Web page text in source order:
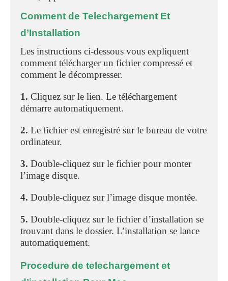
Comment de Telechargement Et
d’Installation
Les instructions ci-dessous vous expliquent
comment télécharger un fichier compressé et
comment le décompresser.
1. Cliquez sur le lien. Le téléchargement
démarre automatiquement.
2. Le fichier est enregistré sur le bureau de votre
ordinateur.
3. Double-cliquez sur le fichier pour monter
l’image disque.
4. Double-cliquez sur l’image disque montée.
5. Double-cliquez sur le fichier d’installation se
trouvant dans le dossier. L’installation se lance
automatiquement.
Procedure de telechargement et